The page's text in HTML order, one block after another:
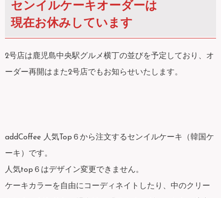
センイルケーキオーダーは
現在お休みしています
2号店は鹿児島中央駅グルメ横丁の並びを予定しており、オ
ーダー再開はまた2号店でもお知らせいたします。
addCoffee 人気Top６から注文するセンイルケーキ（韓国ケ
ーキ）です。
人気top６はデザイン変更できません。
ケーキカラーを自由にコーディネイトしたり、中のクリー